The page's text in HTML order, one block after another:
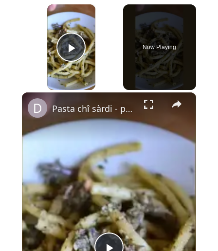
×
Play Video
Now Playing
×
Pasta chî sàrdi - pâtes aux sardines